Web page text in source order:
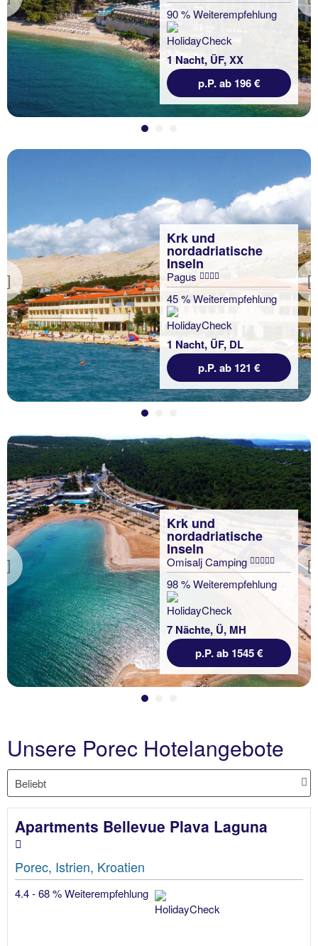
Previous 90 % Weiterempfehlung
1 Nacht, ÜF, XX
p.P. ab 196 €
Previous
Krk und
nordadriatische
Inseln
Pagus
45 % Weiterempfehlung
1 Nacht, ÜF, DL
p.P. ab 121 €
Previous
Krk und
nordadriatische
Inseln
Omisalj Camping
98 % Weiterempfehlung
7 Nächte, Ü, MH
p.P. ab 1545 €
Unsere Porec Hotelangebote
Apartments Bellevue Plava Laguna
Porec, Istrien, Kroatien
4.4 - 68 % Weiterempfehlung